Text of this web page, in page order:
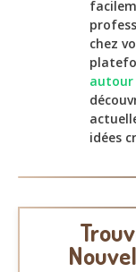
chez
autour
idées